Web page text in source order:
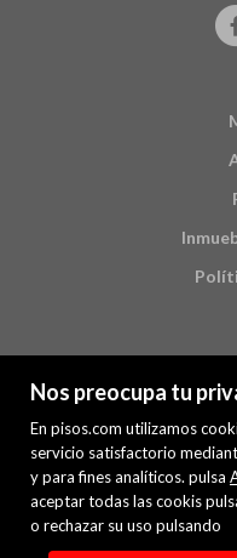
Nos preocupa tu
En pisos.com utilizamos
servicio satisfactorio
y para fines analíticos. pulsa
aceptar todas las cookis
o rechazar su uso pulsando
PREMIUM